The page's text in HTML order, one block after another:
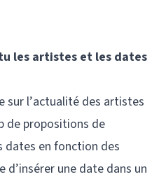
les artistes et les dates
sur l’actualité des artistes
de propositions de
dates en fonction des
d’insérer une date dans un